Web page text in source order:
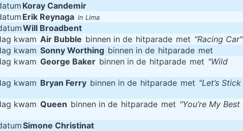
Koray Candemir
Erik Reynaga in Lima
Will Broadbent
kwam Air Bubble binnen in de hitparade met "Racing Car"
kwam Sonny Worthing binnen in de hitparade met
kwam George Baker binnen in de hitparade met "Wild
kwam Bryan Ferry binnen in de hitparade met "Let’s Stick
kwam Queen binnen in de hitparade met "You’re My Best
Simone Christinat